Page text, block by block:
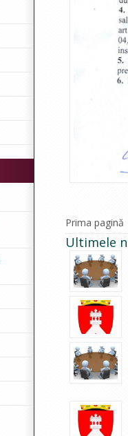
Prima pagină
Ultimele